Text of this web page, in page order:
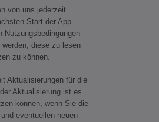
uns jederzeit
Start der App
Nutzungsbedingungen
diese zu lesen
zu können.
für die
Aktualisierung ist es
können, wenn Sie die
eventuellen neuen